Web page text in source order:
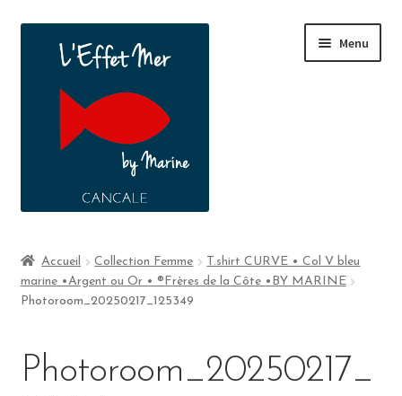
Menu
A propos
Accueil Collection Femme
T.shirt CURVE • Col V bleu
marine •Argent ou Or • ®Frères de la Côte •BY MARINE
Photoroom_20250217_125349
Photoroom_20250217_